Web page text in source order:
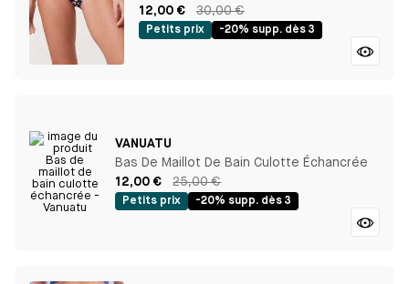
12,00 €
30,00 €
Petits prix -20% supp. dès 3
VANUATU
Bas De Maillot De Bain Culotte Échancrée
12,00 €
25,00 €
Petits prix -20% supp. dès 3